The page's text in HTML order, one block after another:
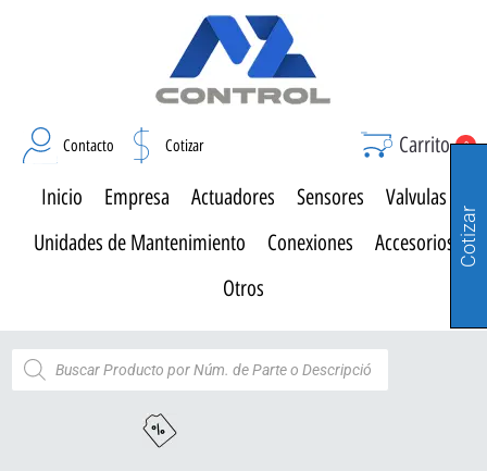
Contacto Cotizar Carrito 0
Inicio Empresa Actuadores Sensores
Valvulas
Unidades de Mantenimiento
Conexiones
Accesorios
Otros
Cotizar